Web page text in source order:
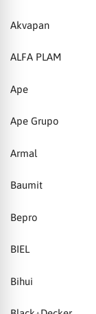
Akvapan
ALFA PLAM
Ape
Ape Grupo
Armal
Baumit
Bepro
BIEL
Bihui